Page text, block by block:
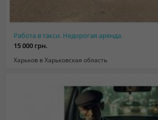
Работа в такси. Недорогая аренда.
15 000 грн.
Харьков в Харьковская область